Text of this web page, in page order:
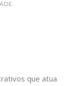
que atua